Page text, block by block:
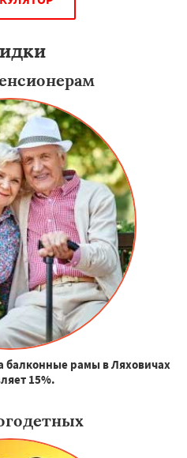
балконные рамы в Ляховичах
15%.